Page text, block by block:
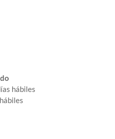
hábiles